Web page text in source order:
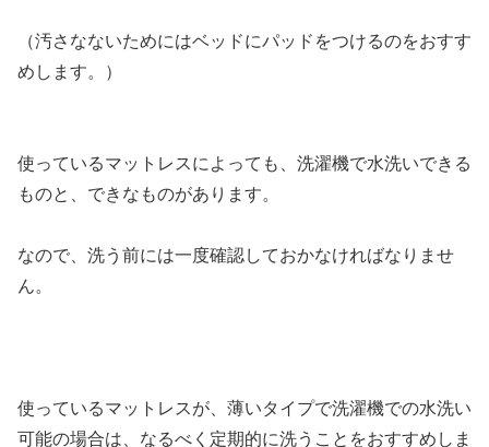
（汚さなないためにはベッドにパッドをつけるのをおすす
めします。）
使っているマットレスによっても、洗濯機で水洗いできる
ものと、できなものがあります。
なので、洗う前には一度確認しておかなければなりませ
ん。
使っているマットレスが、薄いタイプで洗濯機での水洗い
可能の場合は、なるべく定期的に洗うことをおすすめしま